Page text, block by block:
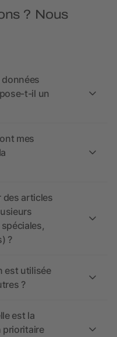
? Nous
t-il un
mes
des articles
?
est utilisée
?
est la
prioritaire